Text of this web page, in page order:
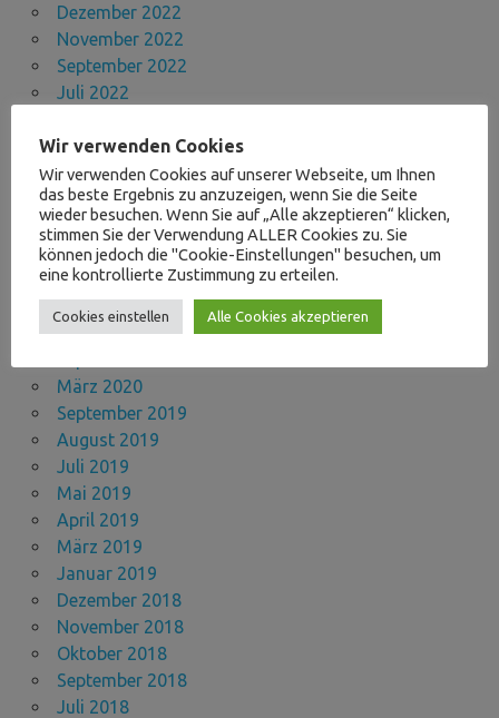
Dezember 2022
November 2022
September 2022
Juli 2022
März 2022
November 2021
Oktober 2021
September 2021
August 2021
April 2021
November 2020
Oktober 2020
März 2020
September 2019
August 2019
Juli 2019
Mai 2019
April 2019
März 2019
Januar 2019
Dezember 2018
November 2018
Oktober 2018
September 2018
Juli 2018
Wir verwenden Cookies
Wir verwenden Cookies auf unserer Webseite, um Ihnen
das beste Ergebnis zu anzuzeigen, wenn Sie die Seite
wieder besuchen. Wenn Sie auf „Alle akzeptieren“ klicken,
stimmen Sie der Verwendung ALLER Cookies zu. Sie
können jedoch die "Cookie-Einstellungen" besuchen, um
eine kontrollierte Zustimmung zu erteilen.
Cookies einstellen Alle Cookies akzeptieren